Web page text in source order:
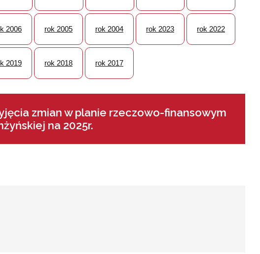
2006 rok 2005 rok 2004 rok 2023 rok 2022
2019 rok 2018 rok 2017
zmian w planie rzeczowo-finansowym
na 2025r.